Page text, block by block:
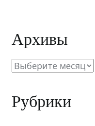
Архивы
Архивы
Рубрики